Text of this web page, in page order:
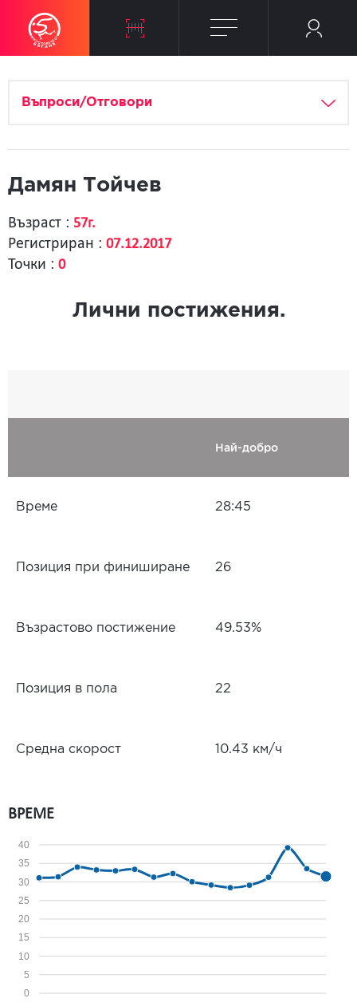
Въпроси/Отговори
Дамян Тойчев
Възраст : 57г.
Регистриран : 07.12.2017
Точки : 0
Лични постижения.
Най-добро
Време 28:45
Позиция при финиширане 26
Възрастово постижение 49.53%
Позиция в пола 22
Средна скорост 10.43 км/ч
ВРЕМЕ
0
5
10
15
20
25
30
35
40